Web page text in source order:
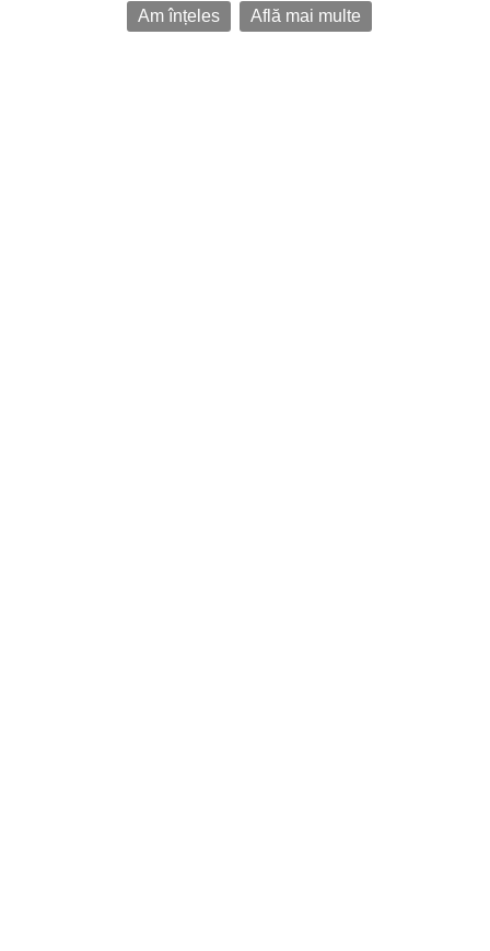
Am înțeles
Află mai multe